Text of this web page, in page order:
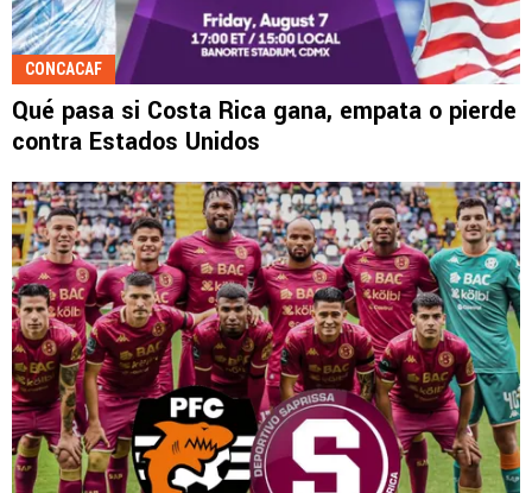
CONCACAF
Qué pasa si Costa Rica gana, empata o pierde
contra Estados Unidos